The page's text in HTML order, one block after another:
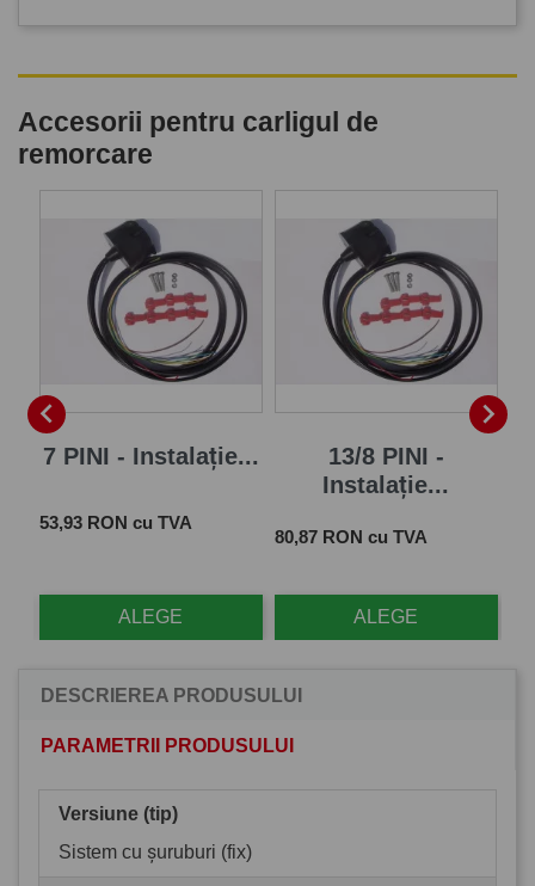
Accesorii pentru carligul de
remorcare

7 PINI - Instalație...
Pret
53,93 RON cu TVA
ALEGE
13/8 PINI -
Instalație...
Pret
80,87 RON cu TVA
ALEGE

DESCRIEREA PRODUSULUI
PARAMETRII PRODUSULUI
Versiune (tip)
Sistem cu șuruburi (fix)